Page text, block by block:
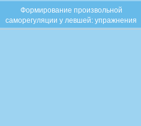
Формирование произвольной
саморегуляции у левшей: упражнения